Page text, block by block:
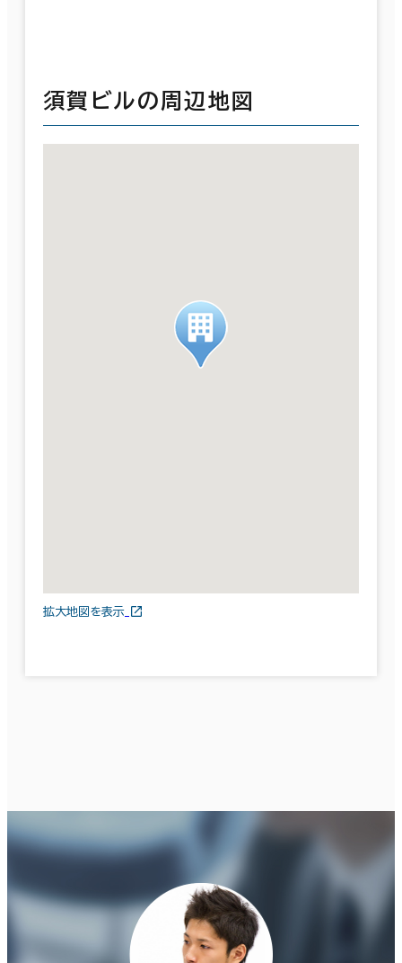
須賀ビルの周辺地図
拡大地図を表示